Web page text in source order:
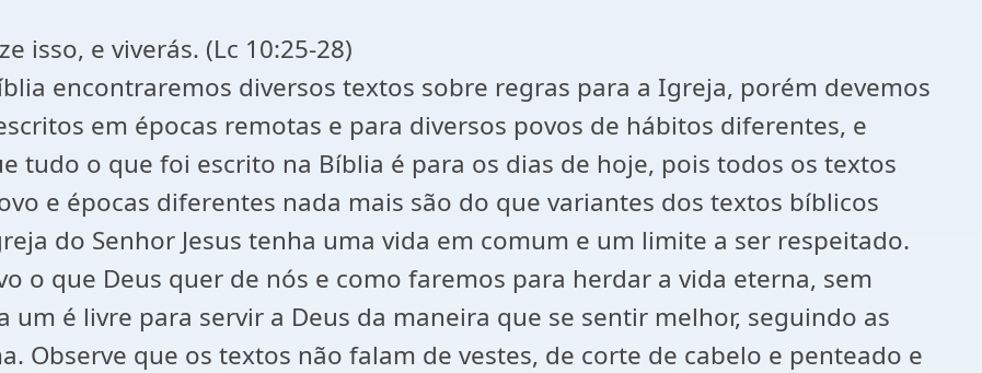
isso, e viverás. (Lc 10:25-28)
encontraremos diversos textos sobre regras para a Igreja, porém devemos
em épocas remotas e para diversos povos de hábitos diferentes, e
tudo o que foi escrito na Bíblia é para os dias de hoje, pois todos os textos
e épocas diferentes nada mais são do que variantes dos textos bíblicos
do Senhor Jesus tenha uma vida em comum e um limite a ser respeitado.
o que Deus quer de nós e como faremos para herdar a vida eterna, sem
é livre para servir a Deus da maneira que se sentir melhor, seguindo as
Observe que os textos não falam de vestes, de corte de cabelo e penteado e